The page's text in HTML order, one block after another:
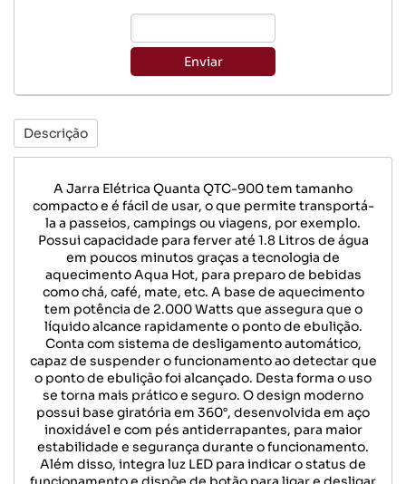
Enviar
Descrição
A Jarra Elétrica Quanta QTC-900 tem tamanho
compacto e é fácil de usar, o que permite transportá-
la a passeios, campings ou viagens, por exemplo.
Possui capacidade para ferver até 1.8 Litros de água
em poucos minutos graças a tecnologia de
aquecimento Aqua Hot, para preparo de bebidas
como chá, café, mate, etc. A base de aquecimento
tem potência de 2.000 Watts que assegura que o
líquido alcance rapidamente o ponto de ebulição.
Conta com sistema de desligamento automático,
capaz de suspender o funcionamento ao detectar que
o ponto de ebulição foi alcançado. Desta forma o uso
se torna mais prático e seguro. O design moderno
possui base giratória em 360°, desenvolvida em aço
inoxidável e com pés antiderrapantes, para maior
estabilidade e segurança durante o funcionamento.
Além disso, integra luz LED para indicar o status de